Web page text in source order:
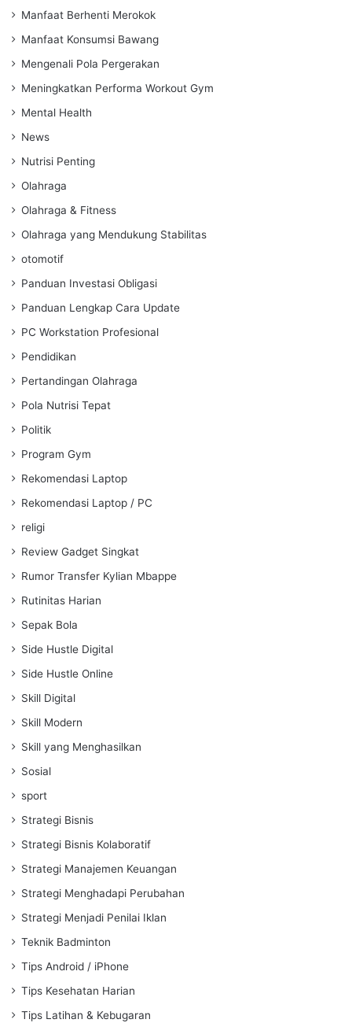
Manfaat Berhenti Merokok
Manfaat Konsumsi Bawang
Mengenali Pola Pergerakan
Meningkatkan Performa Workout Gym
Mental Health
News
Nutrisi Penting
Olahraga
Olahraga & Fitness
Olahraga yang Mendukung Stabilitas
otomotif
Panduan Investasi Obligasi
Panduan Lengkap Cara Update
PC Workstation Profesional
Pendidikan
Pertandingan Olahraga
Pola Nutrisi Tepat
Politik
Program Gym
Rekomendasi Laptop
Rekomendasi Laptop / PC
religi
Review Gadget Singkat
Rumor Transfer Kylian Mbappe
Rutinitas Harian
Sepak Bola
Side Hustle Digital
Side Hustle Online
Skill Digital
Skill Modern
Skill yang Menghasilkan
Sosial
sport
Strategi Bisnis
Strategi Bisnis Kolaboratif
Strategi Manajemen Keuangan
Strategi Menghadapi Perubahan
Strategi Menjadi Penilai Iklan
Teknik Badminton
Tips Android / iPhone
Tips Kesehatan Harian
Tips Latihan & Kebugaran